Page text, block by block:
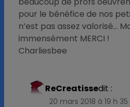
pour le bénéfice de nos
n’est pas assez valorisé…
immensément MERCI !
Charliesbee
ReCreatissedit :
20 mars 2018 à 19 h